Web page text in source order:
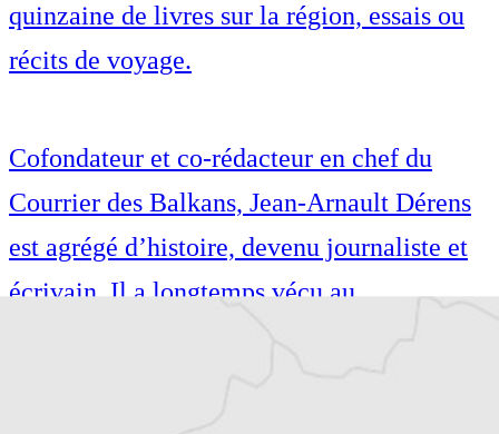
quinzaine de livres sur la région, essais ou
récits de voyage.
Cofondateur et co-rédacteur en chef du
Courrier des Balkans, Jean-Arnault Dérens
est agrégé d’histoire, devenu journaliste et
écrivain. Il a longtemps vécu au